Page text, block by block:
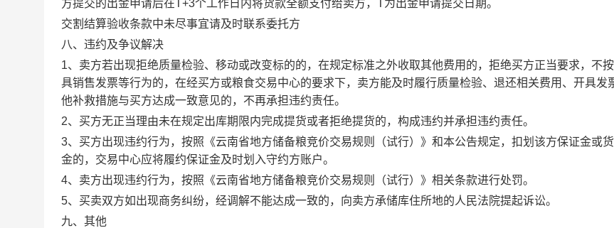
方提交的出金申请后在T+3个工作日内将货款全额支付给卖方，T为出金申请提交日期。
交割结算验收条款中未尽事宜请及时联系委托方
八、违约及争议解决
1、卖方若出现拒绝质量检验、移动或改变标的的，在规定标准之外收取其他费用的，拒绝买方正当要求，不
具销售发票等行为的，在经买方或粮食交易中心的要求下，卖方能及时履行质量检验、退还相关费用、开具发
他补救措施与买方达成一致意见的，不再承担违约责任。
2、买方无正当理由未在规定出库期限内完成提货或者拒绝提货的，构成违约并承担违约责任。
3、买方出现违约行为，按照《云南省地方储备粮竞价交易规则（试行）》和本公告规定，扣划该方保证金或
金的，交易中心应将履约保证金及时划入守约方账户。
4、卖方出现违约行为，按照《云南省地方储备粮竞价交易规则（试行）》相关条款进行处罚。
5、买卖双方如出现商务纠纷，经调解不能达成一致的，向卖方承储库住所地的人民法院提起诉讼。
九、其他